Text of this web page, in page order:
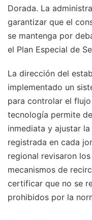
Dorada. La
garantizar que el
se mantenga por
el Plan Especial de
La dirección del
implementado un
para controlar el
tecnología permite
inmediata y ajustar
registrada en cada
regional revisaron
mecanismos de
certificar que no se
prohibidos por la